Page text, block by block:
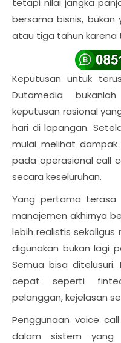
tetapi nilai jangka
bersama bisnis,
atau tiga tahun karena
Keputusan untuk
Dutamedia
keputusan rasional
hari di lapangan.
mulai melihat dampak
pada operasional call
secara keseluruhan.
Yang pertama terasa
manajemen akhirnya
lebih realistis
digunakan bukan lagi
Semua bisa
cepat seperti
pelanggan, kejelasan
Penggunaan voice
dalam sistem yang